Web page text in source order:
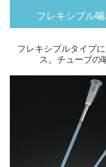
フレキシブル
フレキシブルタイプ
ス。 チューブの